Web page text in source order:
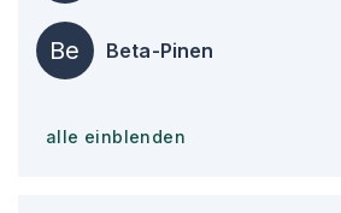
Be Beta-Pinen
alle einblenden